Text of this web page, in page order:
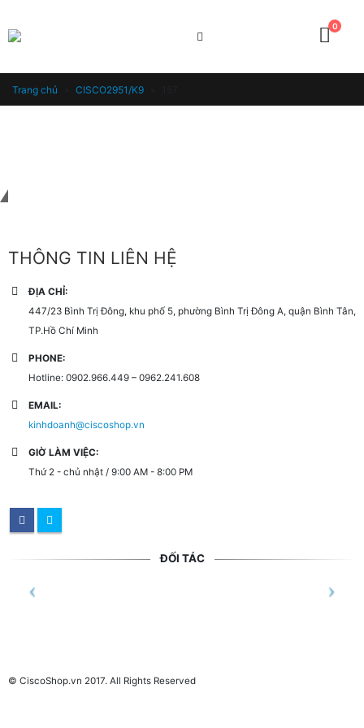
0
Trang chủ CISCO2951/K9
THÔNG TIN LIÊN HỆ
ĐỊA CHỈ:
447/23 Bình Trị Đông, khu phố 5, phường Bình Trị Đông A, quận Bình Tân,
TP.Hồ Chí Minh
PHONE:
Hotline: 0902.966.449 – 0962.241.608
EMAIL:
kinhdoanh@ciscoshop.vn
GIỜ LÀM VIỆC:
Thứ 2 - chủ nhật / 9:00 AM - 8:00 PM
ĐỐI TÁC
© CiscoShop.vn 2017. All Rights Reserved